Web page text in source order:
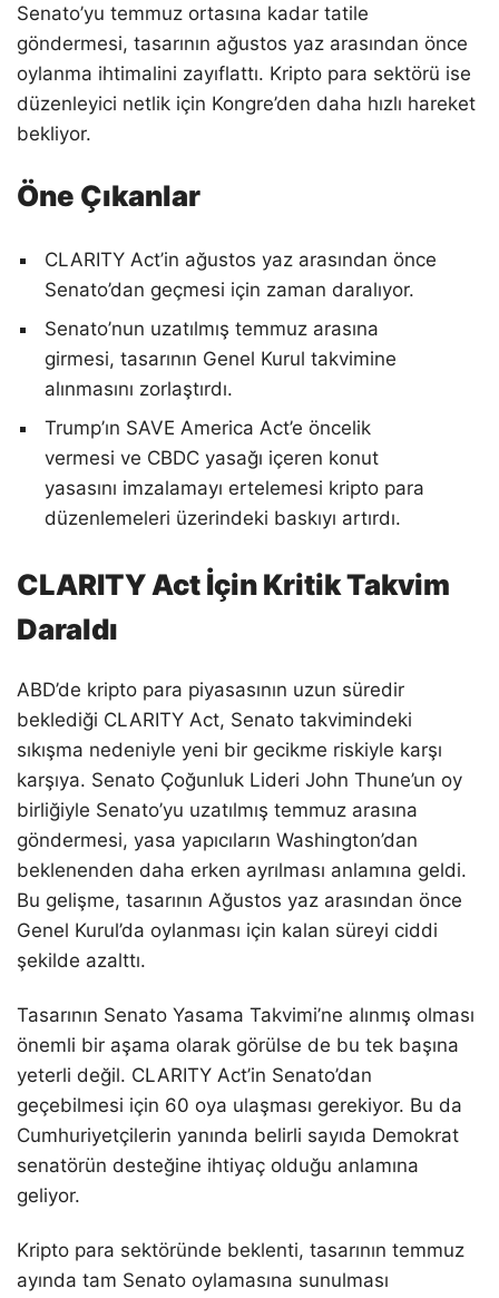
Senato’yu temmuz ortasına kadar tatile
göndermesi, tasarının ağustos yaz arasından önce
oylanma ihtimalini zayıflattı. Kripto para sektörü ise
düzenleyici netlik için Kongre’den daha hızlı hareket
bekliyor.
Öne Çıkanlar
CLARITY Act’in ağustos yaz arasından önce
Senato’dan geçmesi için zaman daralıyor.
Senato’nun uzatılmış temmuz arasına
girmesi, tasarının Genel Kurul takvimine
alınmasını zorlaştırdı.
Trump’ın SAVE America Act’e öncelik
vermesi ve CBDC yasağı içeren konut
yasasını imzalamayı ertelemesi kripto para
düzenlemeleri üzerindeki baskıyı artırdı.
CLARITY Act İçin Kritik Takvim
Daraldı
ABD’de kripto para piyasasının uzun süredir
beklediği CLARITY Act, Senato takvimindeki
sıkışma nedeniyle yeni bir gecikme riskiyle karşı
karşıya. Senato Çoğunluk Lideri John Thune’un oy
birliğiyle Senato’yu uzatılmış temmuz arasına
göndermesi, yasa yapıcıların Washington’dan
beklenenden daha erken ayrılması anlamına geldi.
Bu gelişme, tasarının Ağustos yaz arasından önce
Genel Kurul’da oylanması için kalan süreyi ciddi
şekilde azalttı.
Tasarının Senato Yasama Takvimi’ne alınmış olması
önemli bir aşama olarak görülse de bu tek başına
yeterli değil. CLARITY Act’in Senato’dan
geçebilmesi için 60 oya ulaşması gerekiyor. Bu da
Cumhuriyetçilerin yanında belirli sayıda Demokrat
senatörün desteğine ihtiyaç olduğu anlamına
geliyor.
Kripto para sektöründe beklenti, tasarının temmuz
ayında tam Senato oylamasına sunulması